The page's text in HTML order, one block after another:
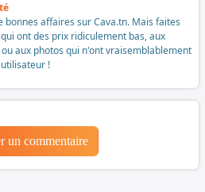
bonnes affaires sur Cava.tn. Mais faites
ont des prix ridiculement bas, aux
aux photos qui n'ont vraisemblablement
!
un commentaire